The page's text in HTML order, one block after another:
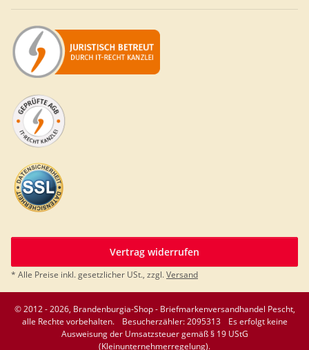
Vertrag widerrufen
* Alle Preise inkl. gesetzlicher USt., zzgl.Versand
© 2012 - 2026, Brandenburgia-Shop - Briefmarkenversandhandel Pescht,
alle Rechte vorbehalten.
Besucherzähler: 2095313
Es erfolgt keine
Ausweisung der Umsatzsteuer gemäß § 19 UStG
(Kleinunternehmerregelung).